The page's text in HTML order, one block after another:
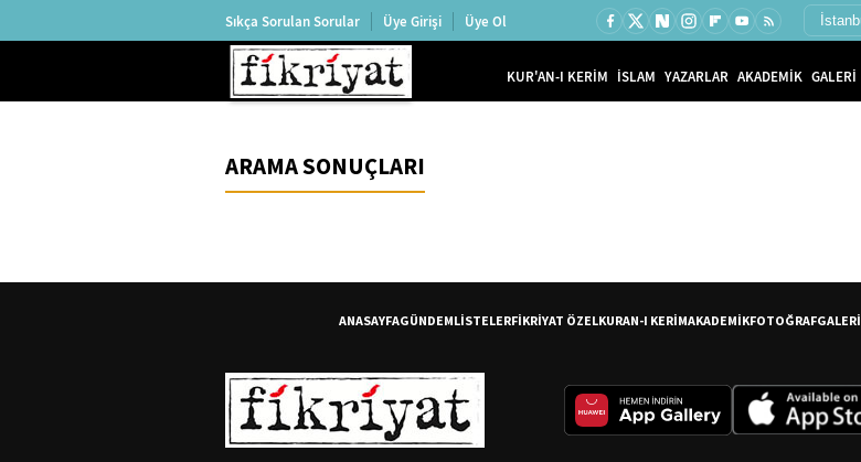
Sıkça Sorulan Sorular Üye Girişi Üye Ol
KUR'AN-I KERİM İSLAM YAZARLAR AKADEMİK GALERİ
ARAMA SONUÇLARI
ANASAYFAGÜNDEMLİSTELERFİKRİYAT ÖZELKURAN-I KERİMAKADEMİKFOTOĞRAFGALERİ